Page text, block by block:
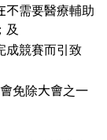
不需要醫療輔助
及
成競賽而引致
免除大會之一